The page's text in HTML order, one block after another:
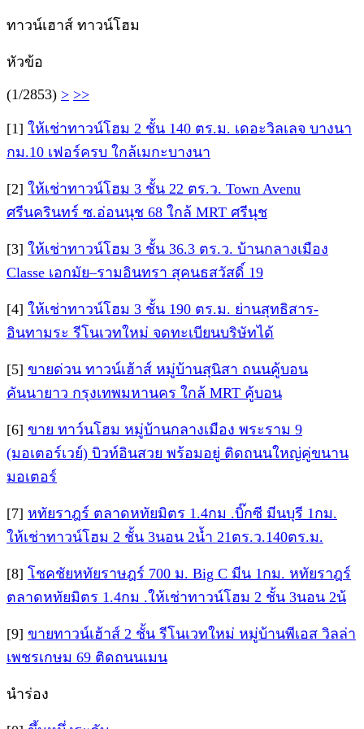
ทาวน์เฮาส์ ทาวน์โฮม
หัวข้อ
(1/2853) > >>
[1] ให้เช่าทาวน์โฮม 2 ชั้น 140 ตร.ม. เดอะวิลเลจ บางนา
กม.10 เฟอร์ครบ ใกล้เมกะบางนา
[2] ให้เช่าทาวน์โฮม 3 ชั้น 22 ตร.ว. Town Avenu
ศรีนครินทร์ ซ.อ่อนนุช 68 ใกล้ MRT ศรีนุช
[3] ให้เช่าทาวน์โฮม 3 ชั้น 36.3 ตร.ว. บ้านกลางเมือง
Classe เอกมัย–รามอินทรา สุคนธสวัสดิ์ 19
[4] ให้เช่าทาวน์โฮม 3 ชั้น 190 ตร.ม. ย่านสุทธิสาร-
อินทามระ รีโนเวทใหม่ จดทะเบียนบริษัทได้
[5] ขายด่วน ทาวน์เฮ้าส์ หมู่บ้านสุนิสา ถนนคู้บอน
คันนายาว กรุงเทพมหานคร ใกล้ MRT คู้บอน
[6] ขาย ทาว์นโฮม หมู่บ้านกลางเมือง พระราม 9
(มอเตอร์เวย์) บิวท์อินสวย พร้อมอยู่ ติดถนนใหญ่คู่ขนาน
มอเตอร์
[7] หทัยราฎร์ ตลาดหทัยมิตร 1.4กม .บิ๊กซี มีนบุรี 1กม.
ให้เช่าทาวน์โฮม 2 ชั้น 3นอน 2น้ำ 21ตร.ว.140ตร.ม.
[8] โชคชัยหทัยราษฎร์ 700 ม. Big C มีน 1กม. หทัยราฎร์
ตลาดหทัยมิตร 1.4กม .ให้เช่าทาวน์โฮม 2 ชั้น 3นอน 2น้
[9] ขายทาวน์เฮ้าส์ 2 ชั้น รีโนเวทใหม่ หมู่บ้านพีเอส วิลล่า
เพชรเกษม 69 ติดถนนเมน
นำร่อง